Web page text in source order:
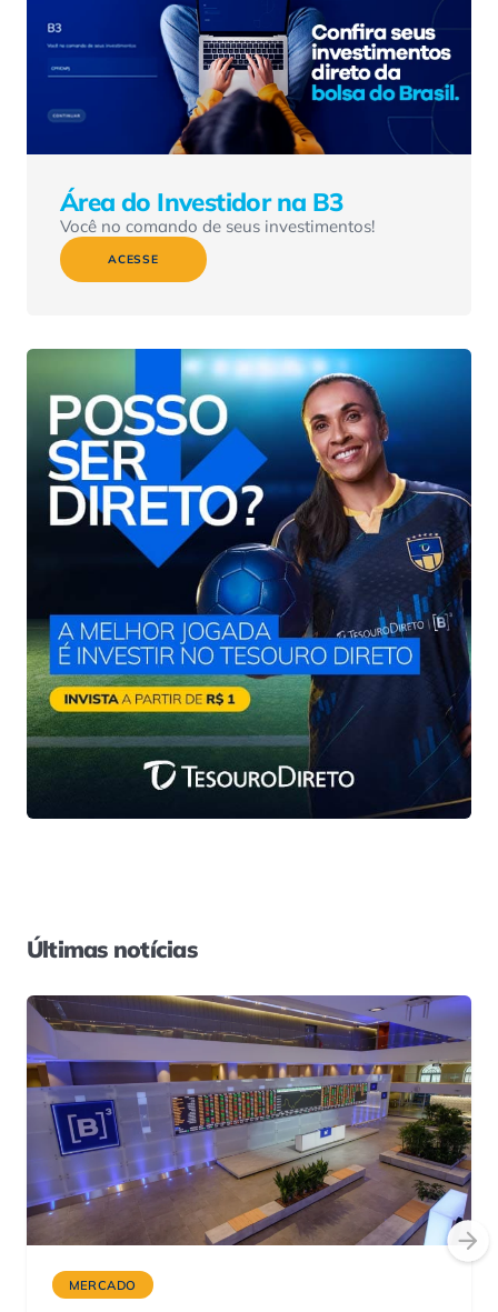
Área do Investidor na B3
Você no comando de seus investimentos!
ACESSE
Últimas notícias
MERCADO